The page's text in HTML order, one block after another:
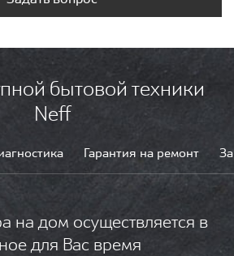
бытовой техники
Neff
Гарантия на ремонт
на дом осуществляется в
для Вас время